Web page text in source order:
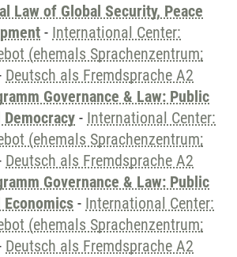
Law of Global Security, Peace
- International Center:
(ehemals Sprachenzentrum;
Deutsch als Fremdsprache A2
Governance & Law: Public
- International Center:
(ehemals Sprachenzentrum;
Deutsch als Fremdsprache A2
Governance & Law: Public
- International Center:
(ehemals Sprachenzentrum;
Deutsch als Fremdsprache A2